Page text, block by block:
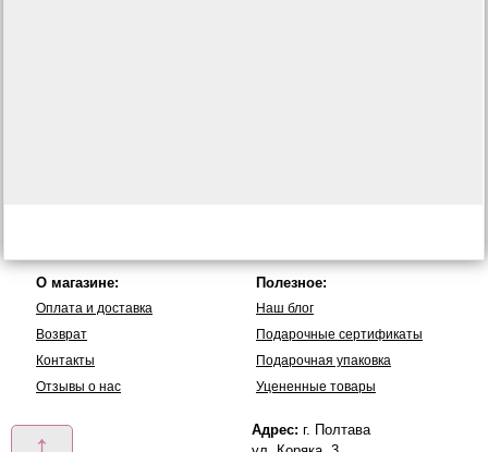
О магазине:
Оплата и доставка
Возврат
Контакты
Отзывы о нас
Полезное:
Наш блог
Подарочные сертификаты
Подарочная упаковка
Уцененные товары
Адрес: г. Полтава